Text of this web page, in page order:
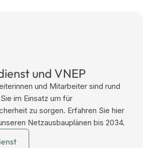
und VNEP
und Mitarbeiter sind rund
im Einsatz um für
zu sorgen. Erfahren Sie hier
Netzausbauplänen bis 2034.